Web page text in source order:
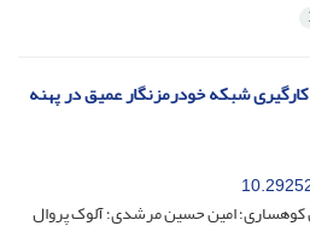
شبکه خودرمزنگار عمیق در پهنه
امین حسین مرشدی؛ آلوک پروال